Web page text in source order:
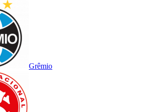
Grêmio